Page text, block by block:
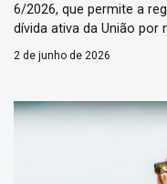
6/2026, que permite a
dívida ativa da União por
O edital foi publicado no
de 2026 e prevê adesão
2 de junho de 2026